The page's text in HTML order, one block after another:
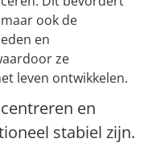
ook de
en
ze
leven ontwikkelen.
en
stabiel zijn.